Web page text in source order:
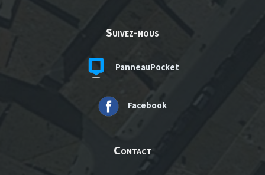
Suivez-nous
PanneauPocket
Facebook
Contact